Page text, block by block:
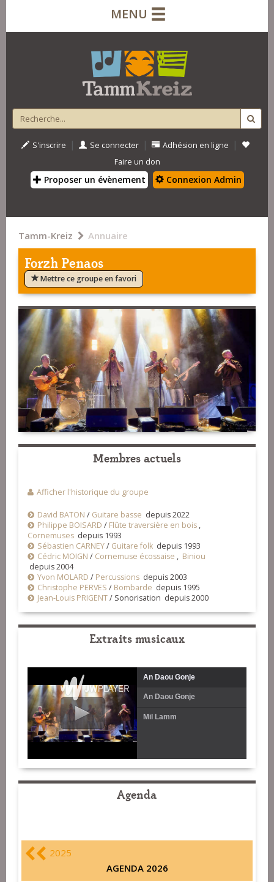
MENU
S'inscrire | Se connecter | Adhésion en ligne |
Faire un don
Proposer un évènement Connexion Admin
Tamm-Kreiz Annuaire
Forzh Penaos
Mettre ce groupe en favori
Membres actuels
Afficher l'historique du groupe
David BATON / Guitare basse depuis 2022
Philippe BOISARD / Flûte traversière en bois ,
Cornemuses depuis 1993
Sébastien CARNEY/ Guitare folk depuis 1993
Cédric MOIGN / Cornemuse écossaise , Biniou
depuis 2004
Yvon MOLARD / Percussions depuis 2003
Christophe PERVES / Bombarde depuis 1995
Jean-Louis PRIGENT/ Sonorisation depuis 2000
Extraits musicaux
An Daou Gonje
An Daou Gonje
Mil Lamm
Agenda
2025
AGENDA 2026